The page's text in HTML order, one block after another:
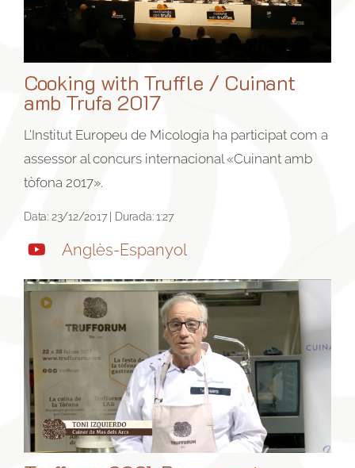
Cooking with Truffle / Cuinant
amb Trufa 2017
L’Institut Europeu de Micologia ha participat com a
assessor al concurs internacional «Cuinant amb
tòfona 2017».
Data: 23/12/2017 | Durada: 1:27
Anglès-Espanyol